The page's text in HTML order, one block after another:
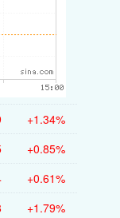
+1.34%
+0.85%
+0.61%
+1.79%